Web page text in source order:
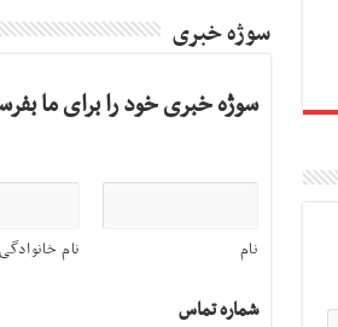
سوژه خبری
سوژه خبری خود را برای ما
نام نام خانوادگی
شماره تماس